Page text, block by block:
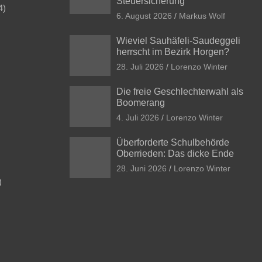
6. August 2026 Markus Wolf
Wieviel Sauhäfeli-Saudeggeli
herrscht im Bezirk Horgen?
28. Juli 2026 Lorenzo Winter
Die freie Geschlechterwahl als
Boomerang
4. Juli 2026 Lorenzo Winter
Überforderte Schulbehörde
Oberrieden: Das dicke Ende
28. Juni 2026 Lorenzo Winter